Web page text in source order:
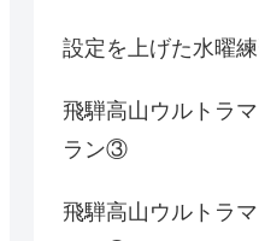
設定を上げた水曜
飛騨高山ウルトラ
ラン③
飛騨高山ウルトラ